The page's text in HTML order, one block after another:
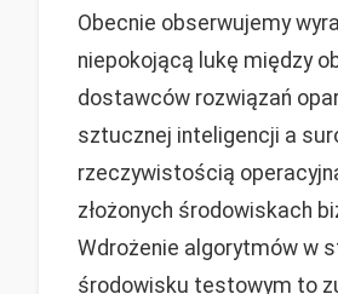
Obecnie obserwujemy
niepokojącą lukę między
dostawców rozwiązań
sztucznej inteligencji a
rzeczywistością
złożonych środowiskach
Wdrożenie algorytmów w
środowisku testowym to